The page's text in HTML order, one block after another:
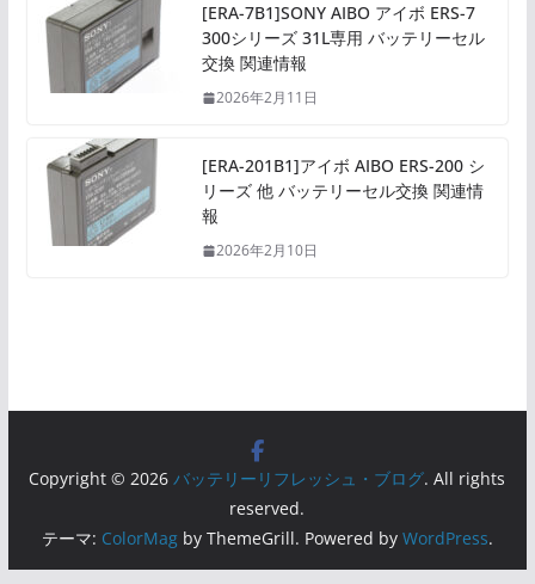
[ERA-7B1]SONY AIBO アイボ ERS-7
300シリーズ 31L専用 バッテリーセル
交換 関連情報
2026年2月11日
[ERA-201B1]アイボ AIBO ERS-200 シ
リーズ 他 バッテリーセル交換 関連情
報
2026年2月10日
Copyright © 2026バッテリーリフレッシュ・ブログ. All rights
reserved.
テーマ: ColorMagby ThemeGrill. Powered by WordPress.